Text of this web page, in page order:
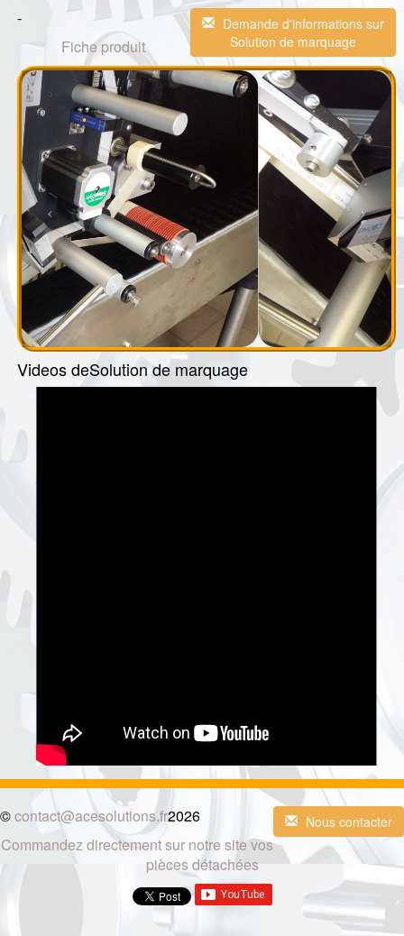
-
Demande d'informations sur
Solution de marquage
Fiche produit
Videos deSolution de marquage
Nous contacter
©contact@acesolutions.fr2026
Commandez directement sur notre site vos
pièces détachées